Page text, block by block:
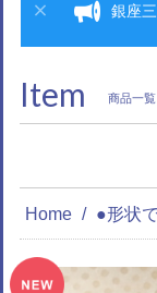
銀座
Item 商品一覧
Home ●形状